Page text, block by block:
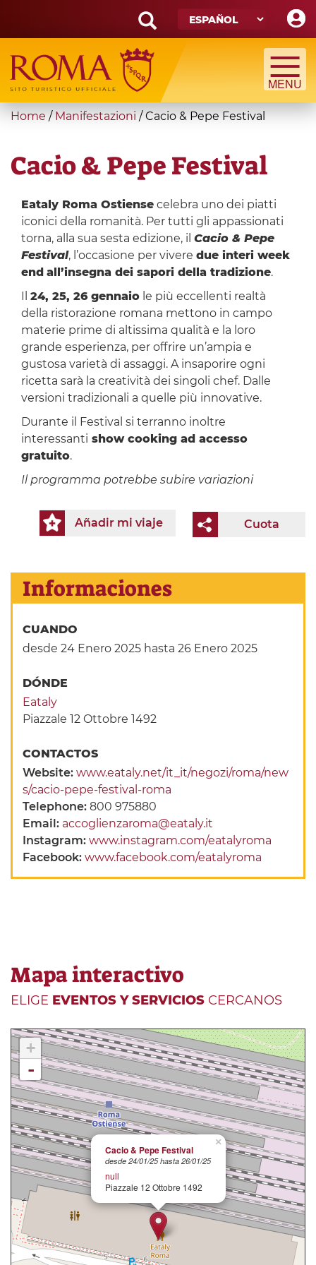
main
content
Search
form
Búsqueda
You
here
Home / Manifestazioni /Cacio & Pepe Festival
Cacio & Pepe Festival
Eataly Roma Ostiensecelebra uno dei piatti
iconici della romanità. Per tutti gli appassionati
torna, alla sua sesta edizione, il Cacio & Pepe
Festival, l’occasione per vivere due interi week
end all’insegna dei sapori della tradizione.
24, 25, 26 gennaiole più eccellenti realtà
della ristorazione romana mettono in campo
materie prime di altissima qualità e la loro
grande esperienza, per offrire un’ampia e
gustosa varietà di assaggi. A insaporire ogni
ricetta sarà la creatività dei singoli chef. Dalle
versioni tradizionali a quelle più innovative.
Durante il Festival si terranno inoltre
interessanti show cooking ad accesso
gratuito.
Il programma potrebbe subire variazioni
Cuota
Añadir mi viaje
Informaciones
CUANDO
desde 24 Enero 2025 hasta 26 Enero 2025
DÓNDE
Eataly
Piazzale 12 Ottobre 1492
CONTACTOS
Website:www.eataly.net/it_it/negozi/roma/new
s/cacio-pepe-festival-roma
Telephone:800 975880
Email: accoglienzaroma@eataly.it
Instagram:www.instagram.com/eatalyroma
Facebook:www.facebook.com/eatalyroma
Mapa interactivo
ELIGE EVENTOS Y SERVICIOS CERCANOS
×
Cacio & Pepe Festival
desde 24/01/25 hasta 26/01/25
null
Piazzale 12 Ottobre 1492
+
-